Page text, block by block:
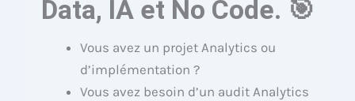
Data, IA et No Code. 🎯
Vous avez un projet Analytics ou
d’implémentation ?
Vous avez besoin d’un audit Analytics